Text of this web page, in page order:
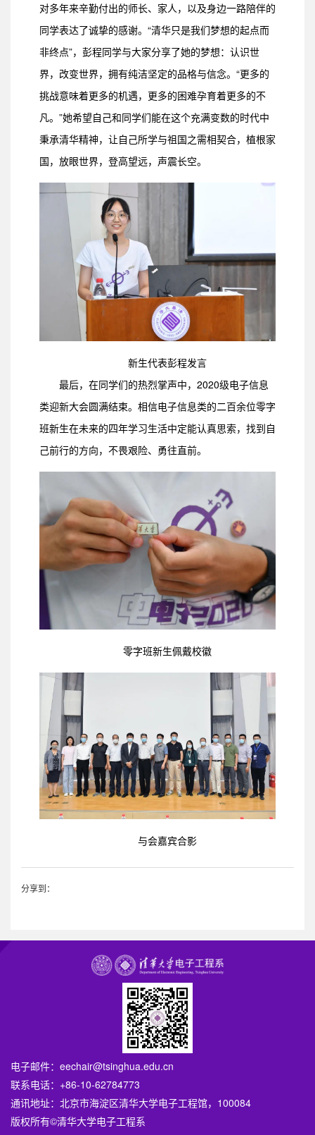
对多年来辛勤付出的师长、家人，以及身边一路陪伴的
同学表达了诚挚的感谢。“清华只是我们梦想的起点而
非终点”，彭程同学与大家分享了她的梦想：认识世
界，改变世界，拥有纯洁坚定的品格与信念。“更多的
挑战意味着更多的机遇，更多的困难孕育着更多的不
凡。”她希望自己和同学们能在这个充满变数的时代中
秉承清华精神，让自己所学与祖国之需相契合，植根家
国，放眼世界，登高望远，声震长空。
新生代表彭程发言
最后，在同学们的热烈掌声中，2020级电子信息
类迎新大会圆满结束。相信电子信息类的二百余位零字
班新生在未来的四年学习生活中定能认真思索，找到自
己前行的方向，不畏艰险、勇往直前。
零字班新生佩戴校徽
与会嘉宾合影
分享到：
电子邮件： eechair@tsinghua.edu.cn
联系电话：+86-10-62784773
通讯地址：北京市海淀区清华大学电子工程馆，100084
版权所有©清华大学电子工程系